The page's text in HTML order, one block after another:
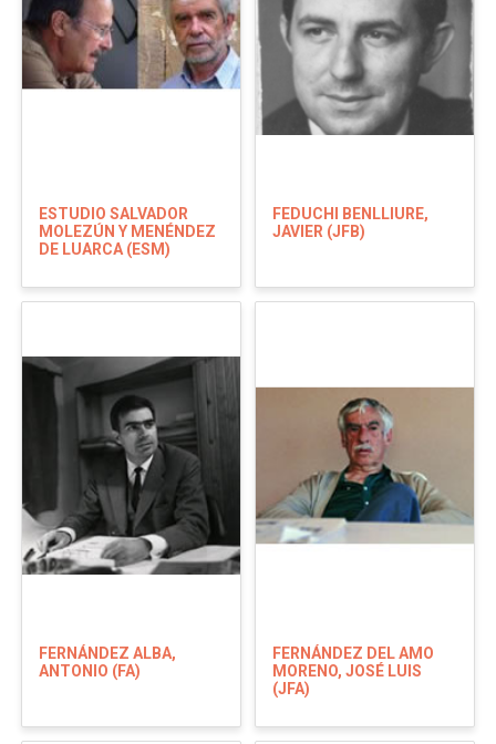
ESTUDIO SALVADOR
MOLEZÚN Y MENÉNDEZ
DE LUARCA (ESM)
FEDUCHI BENLLIURE,
JAVIER (JFB)
FERNÁNDEZ ALBA,
ANTONIO (FA)
FERNÁNDEZ DEL AMO
MORENO, JOSÉ LUIS
(JFA)